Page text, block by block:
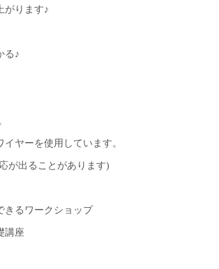
がります♪
る♪
ヤーを使用しています。
が出ることがあります)
きるワークショップ
講座